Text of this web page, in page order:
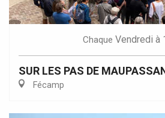
Chaque Vendredi à
SUR LES PAS DE
Fécamp